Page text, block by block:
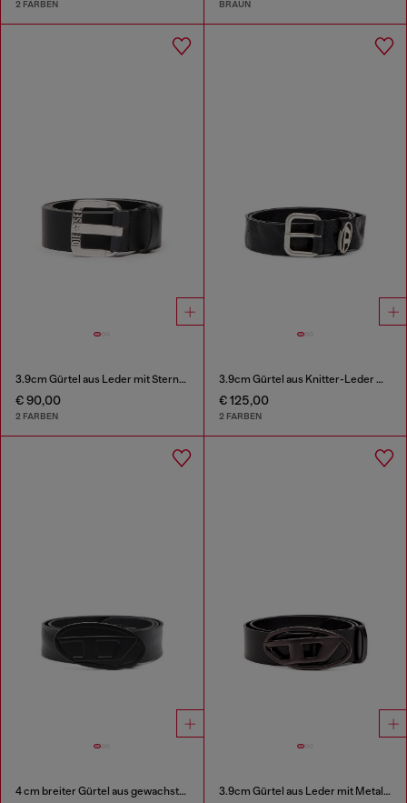
2 FARBEN BRAUN
3.9cm Gürtel aus Leder mit Sternen-Logo-Schließe aus Metall
€ 90,00
2 FARBEN
3.9cm Gürtel aus Knitter-Leder mit Logo-Plakette
€ 125,00
2 FARBEN
4 cm breiter Gürtel aus gewachstem Leder 3.9cm Gürtel aus Leder mit Metallic-Oval D-Schnalle